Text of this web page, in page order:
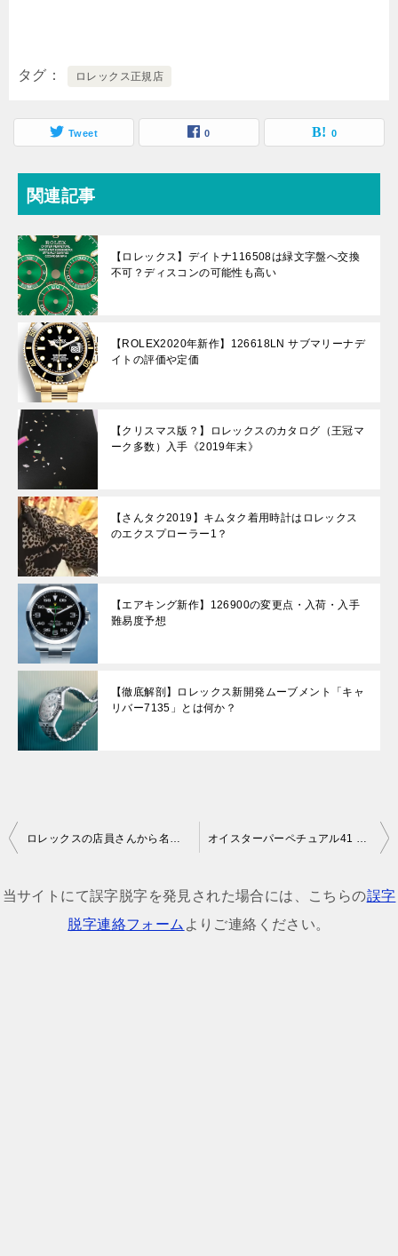
タグ ロレックス正規店
Tweet 0 0
関連記事
【ロレックス】デイトナ116508は緑文字盤へ交換
不可？ディスコンの可能性も高い
【ROLEX2020年新作】126618LN サブマリーナデ
イトの評価や定価
【クリスマス版？】ロレックスのカタログ（王冠マ
ーク多数）入手《2019年末》
【さんタク2019】キムタク着用時計はロレックス
のエクスプローラー1？
【エアキング新作】126900の変更点・入荷・入手
難易度予想
【徹底解剖】ロレックス新開発ムーブメント「キャ
リバー7135」とは何か？
投
ナ
ロレックスの店員さんから名刺をもらうのはレアモデルゲットに近い？ オイスターパーペチュアル41 芸能人・有名人着用モデルと画像一覧！人気モデルと文字盤の色はどれ？
当サイトにて誤字脱字を発見された場合には、こちらの誤字
脱字連絡フォーム よりご連絡ください。